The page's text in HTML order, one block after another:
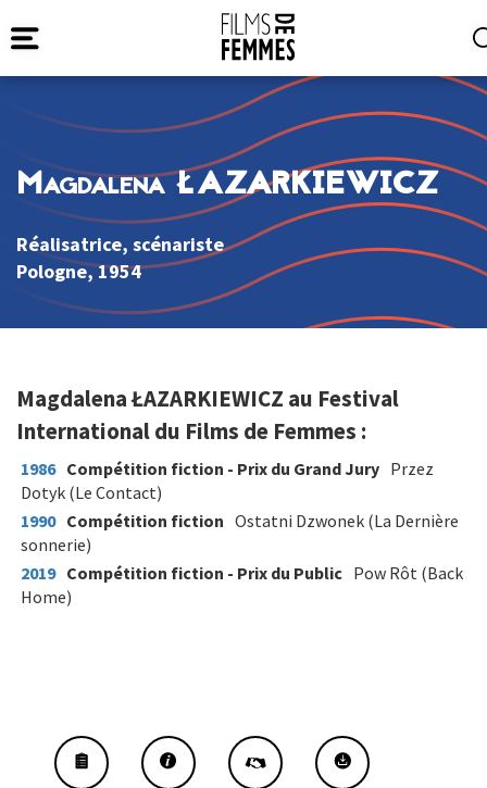
Magdalena ŁAZARKIEWICZ
Réalisatrice, scénariste
Pologne, 1954
Magdalena ŁAZARKIEWICZ au Festival
International du Films de Femmes :
1986 Compétition fiction - Prix du Grand Jury Przez
Dotyk (Le Contact)
1990 Compétition fiction Ostatni Dzwonek (La Dernière
sonnerie)
2019 Compétition fiction - Prix du Public Pow Rôt (Back
Home)